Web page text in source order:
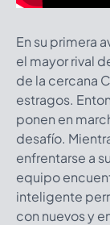
En su primera
el mayor rival
de la cercana
estragos.
ponen en
desafío.
enfrentarse a
equipo
inteligente
con nuevos y